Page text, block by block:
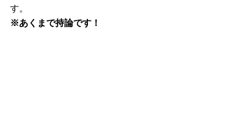
す。
※あくまで持論です！